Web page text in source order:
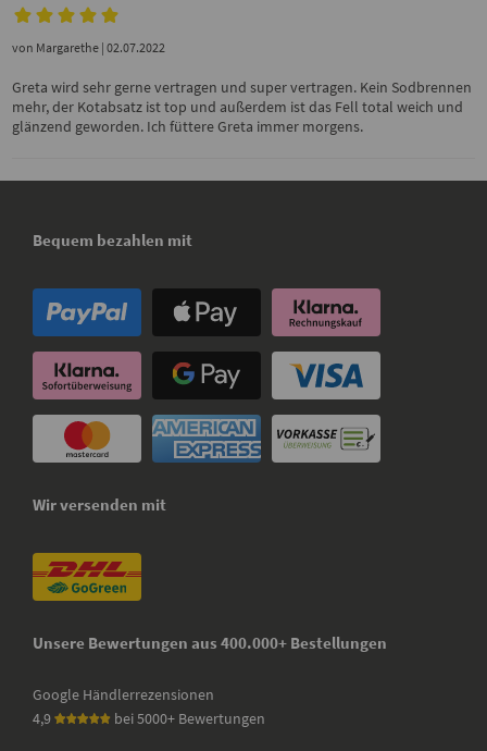
von Margarethe | 02.07.2022
Greta wird sehr gerne vertragen und super vertragen. Kein Sodbrennen
mehr, der Kotabsatz ist top und außerdem ist das Fell total weich und
glänzend geworden. Ich füttere Greta immer morgens.
Bequem bezahlen mit
Wir versenden mit
Unsere Bewertungen aus 400.000+ Bestellungen
Google Händlerrezensionen
4,9
bei 5000+ Bewertungen